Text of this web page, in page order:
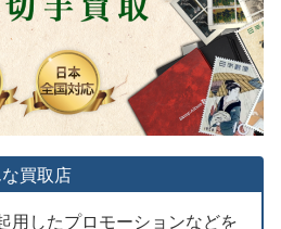
買取店
用したプロモーションなどを